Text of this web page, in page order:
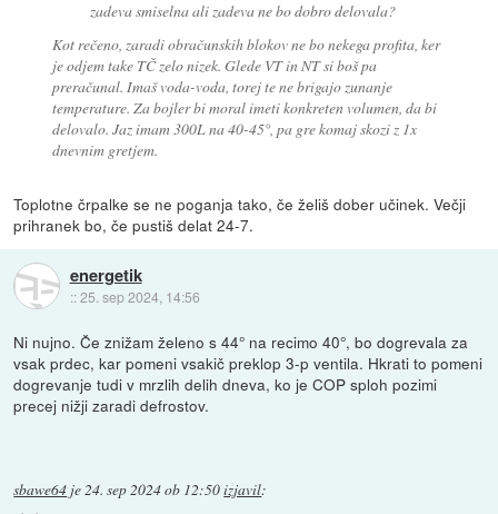
zadeva smiselna ali zadeva ne bo dobro delovala?
Kot rečeno, zaradi obračunskih blokov ne bo nekega profita, ker
je odjem take TČ zelo nizek. Glede VT in NT si boš pa
preračunal. Imaš voda-voda, torej te ne brigajo zunanje
temperature. Za bojler bi moral imeti konkreten volumen, da bi
delovalo. Jaz imam 300L na 40-45°, pa gre komaj skozi z 1x
dnevnim gretjem.
Toplotne črpalke se ne poganja tako, če želiš dober učinek. Večji
prihranek bo, če pustiš delat 24-7.
energetik
::25. sep 2024, 14:56
Ni nujno. Če znižam želeno s 44° na recimo 40°, bo dogrevala za
vsak prdec, kar pomeni vsakič preklop 3-p ventila. Hkrati to pomeni
dogrevanje tudi v mrzlih delih dneva, ko je COP sploh pozimi
precej nižji zaradi defrostov.
sbawe64 je24. sep 2024 ob 12:50izjavil: